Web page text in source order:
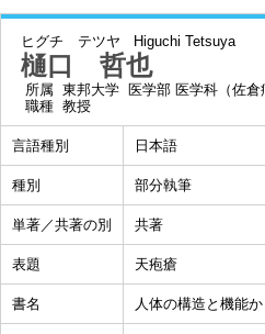
ヒグチ テツヤ Higuchi Tetsuya
樋口 哲也
所属 東邦大学 医学部 医学科（佐倉
職種 教授
言語種別 日本語
種別 部分執筆
単著／共著の別 共著
表題 天疱瘡
書名 人体の構造と機能